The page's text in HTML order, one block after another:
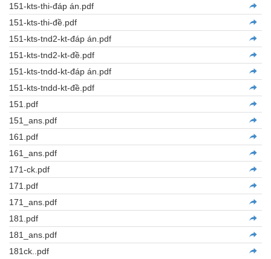
151-kts-thi-đáp án.pdf
151-kts-thi-đề.pdf
151-kts-tnd2-kt-đáp án.pdf
151-kts-tnd2-kt-đề.pdf
151-kts-tndd-kt-đáp án.pdf
151-kts-tndd-kt-đề.pdf
151.pdf
151_ans.pdf
161.pdf
161_ans.pdf
171-ck.pdf
171.pdf
171_ans.pdf
181.pdf
181_ans.pdf
181ck..pdf